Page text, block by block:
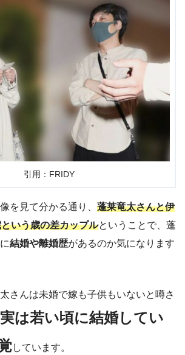
引用：FRIDY
を見て分かる通り、 蓬莱竜太さんと伊
いう歳の差カップルということで、蓬
結婚や離婚歴があるのか気になります
さんは未婚で嫁も子供もいないと噂さ
実は若い頃に結婚してい
しています。